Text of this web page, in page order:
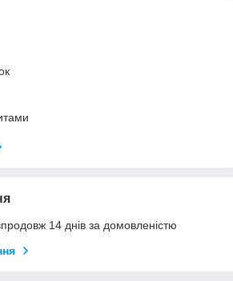
14 днів за домовленістю